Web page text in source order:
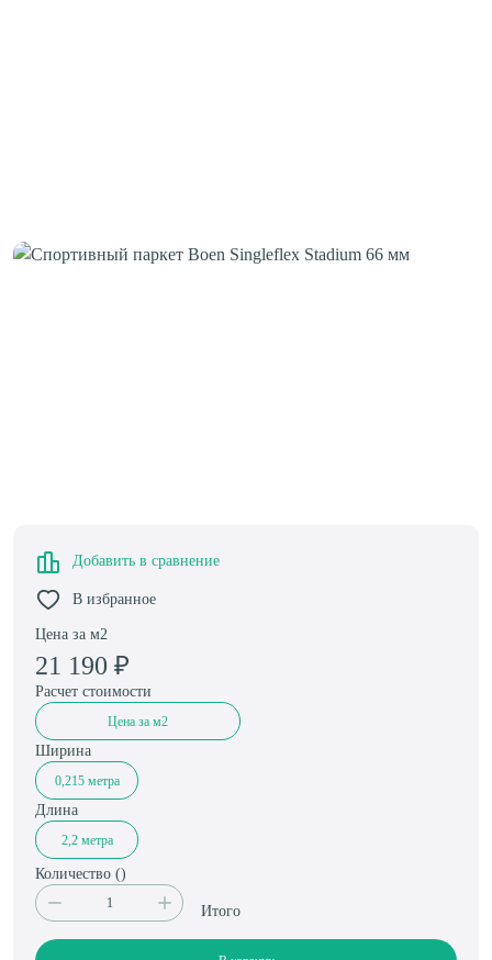
Цена за м2
21 190 ₽
Добавить в сравнение
В избранное
Расчет стоимости
Цена за м2
Ширина
0,215 метра
Длина
2,2 метра
Количество ()
Итого